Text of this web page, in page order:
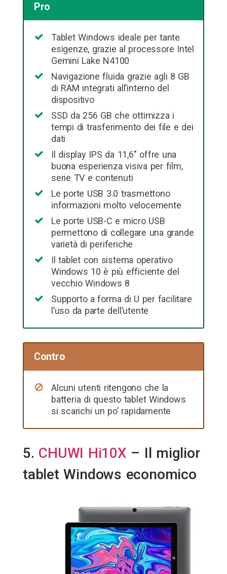
Pro
Tablet Windows ideale per tante
esigenze, grazie al processore Intel
Gemini Lake N4100
Navigazione fluida grazie agli 8 GB
di RAM integrati all’interno del
dispositivo
SSD da 256 GB che ottimizza i
tempi di trasferimento dei file e dei
dati
Il display IPS da 11,6″ offre una
buona esperienza visiva per film,
serie TV e contenuti
Le porte USB 3.0 trasmettono
informazioni molto velocemente
Le porte USB-C e micro USB
permettono di collegare una grande
varietà di periferiche
Il tablet con sistema operativo
Windows 10 è più efficiente del
vecchio Windows 8
Supporto a forma di U per facilitare
l’uso da parte dell’utente
Contro
Alcuni utenti ritengono che la
batteria di questo tablet Windows
si scarichi un po’ rapidamente
5. CHUWI Hi10X – Il miglior
tablet Windows economico